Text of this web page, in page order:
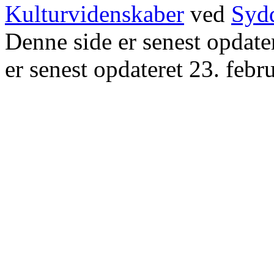
Kulturvidenskaber ved
Denne side er senest
er senest opdateret 23.